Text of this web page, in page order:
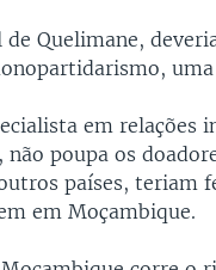
Quelimane,
em relações
poupa os
países, teriam
em Moçambique.